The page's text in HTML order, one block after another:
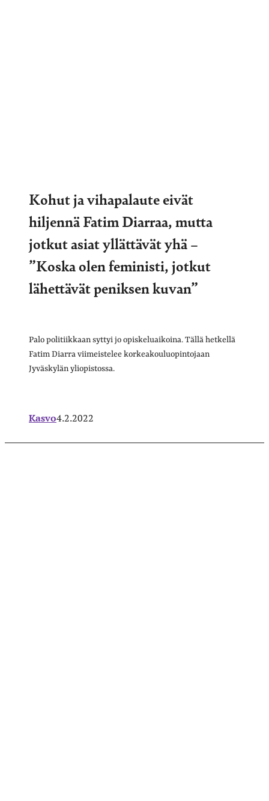
Kohut ja vihapalaute eivät
hiljennä Fatim Diarraa, mutta
jotkut asiat yllättävät yhä –
”Koska olen feministi, jotkut
lähettävät peniksen kuvan”
Palo politiikkaan syttyi jo opiskeluaikoina. Tällä hetkellä
Fatim Diarra viimeistelee korkeakouluopintojaan
Jyväskylän yliopistossa.
Kasvo4.2.2022